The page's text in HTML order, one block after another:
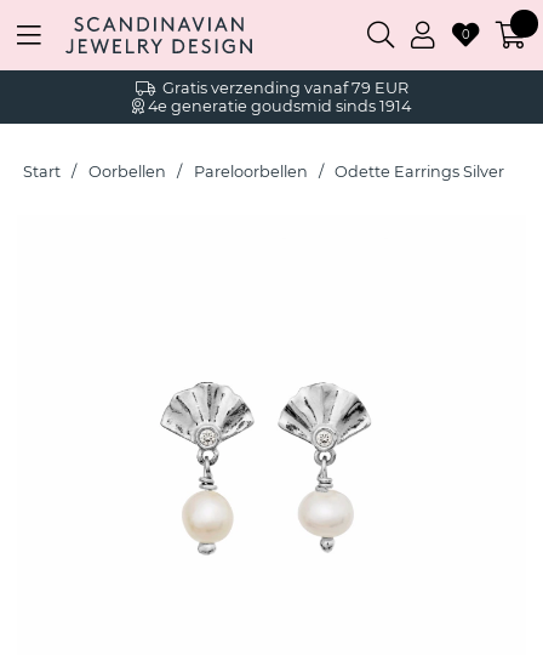
Gratis verzending vanaf 79 EUR
4e generatie goudsmid sinds 1914
0
Start Oorbellen Pareloorbellen Odette Earrings Silver